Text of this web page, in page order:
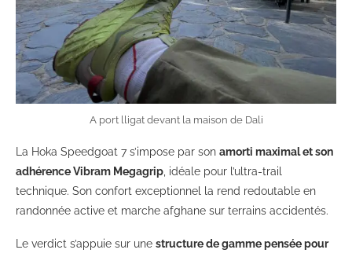
A port lligat devant la maison de Dali
La Hoka Speedgoat 7 s’impose par son amorti maximal et son
adhérence Vibram Megagrip , idéale pour l’ultra-trail
technique. Son confort exceptionnel la rend redoutable en
randonnée active et marche afghane sur terrains accidentés.
Le verdict s’appuie sur une structure de gamme pensée pour